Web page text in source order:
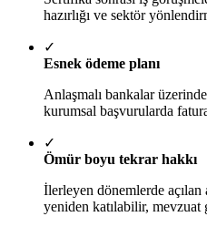
hazırlığı ve sektör
✓
Esnek ödeme planı
Anlaşmalı bankalar
kurumsal başvurularda
✓
Ömür boyu tekrar hakkı
İlerleyen dönemlerde açılan
yeniden katılabilir,